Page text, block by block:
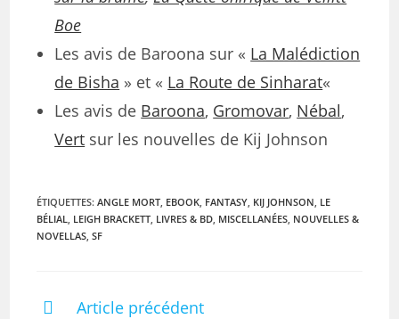
Boe
Les avis de Baroona sur « La Malédiction
de Bisha » et « La Route de Sinharat«
Les avis de Baroona, Gromovar, Nébal,
Vert sur les nouvelles de Kij Johnson
ÉTIQUETTES:ANGLE MORT, EBOOK, FANTASY, KIJ JOHNSON, LE
BÉLIAL, LEIGH BRACKETT, LIVRES & BD, MISCELLANÉES, NOUVELLES &
NOVELLAS, SF
Article précédent